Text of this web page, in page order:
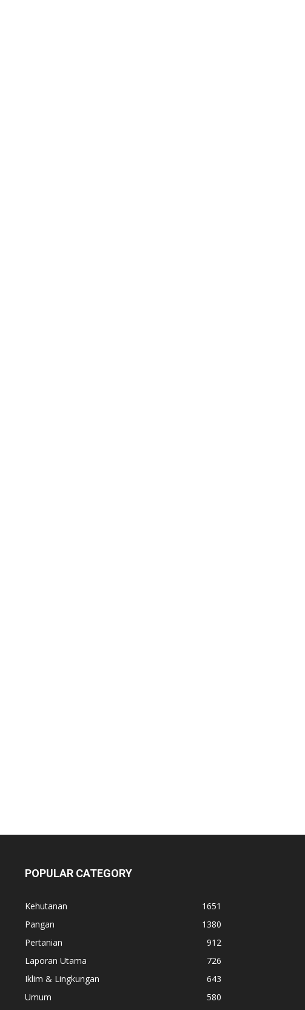
POPULAR CATEGORY
Kehutanan
1651
Pangan
1380
Pertanian
912
Laporan Utama
726
Iklim & Lingkungan
643
Umum
580